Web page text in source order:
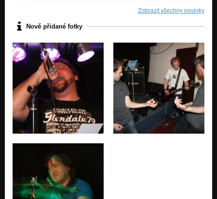
Zobrazit všechny novinky
Nově přidané fotky